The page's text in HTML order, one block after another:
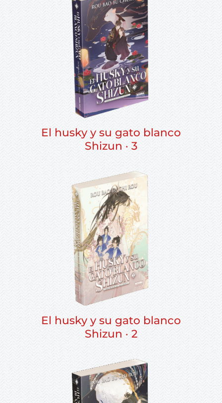
El husky y su gato blanco
Shizun · 3
El husky y su gato blanco
Shizun · 2